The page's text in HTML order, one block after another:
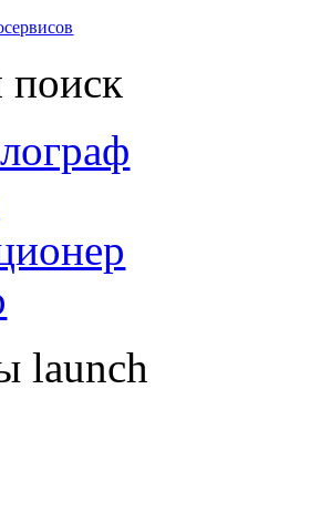
launch